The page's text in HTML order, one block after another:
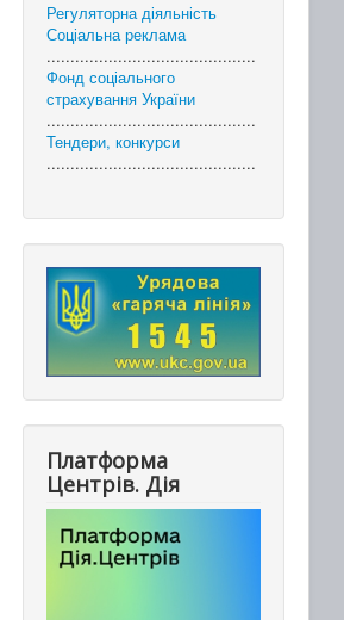
Регуляторна діяльність
Соціальна реклама
............................................
Фонд соціального
страхування України
............................................
Тендери, конкурси
............................................
Платформа
Центрів. Дія